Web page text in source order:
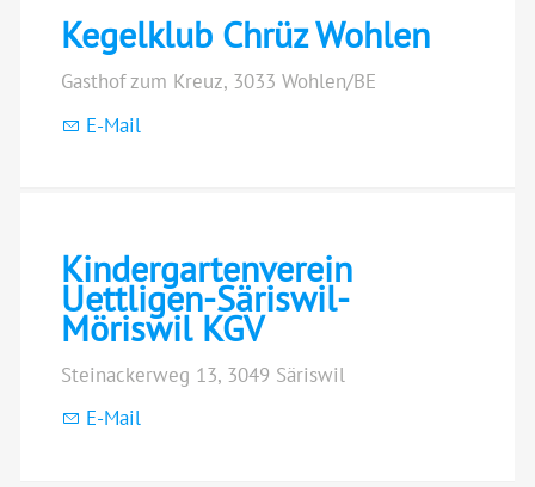
Kegelklub Chrüz Wohlen
Gasthof zum Kreuz, 3033 Wohlen/BE
E-Mail
Kindergartenverein
Uettligen-Säriswil-
Möriswil KGV
Steinackerweg 13, 3049 Säriswil
E-Mail